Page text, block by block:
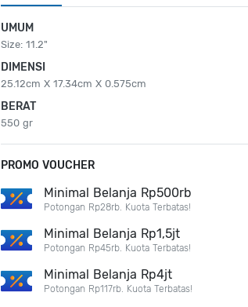
UMUM
Size: 11.2"
DIMENSI
25.12cm X 17.34cm X 0.575cm
BERAT
550 gr
PROMO VOUCHER
Minimal Belanja Rp500rb
Potongan Rp28rb. Kuota Terbatas!
Minimal Belanja Rp1,5jt
Potongan Rp45rb. Kuota Terbatas!
Minimal Belanja Rp4jt
Potongan Rp117rb. Kuota Terbatas!